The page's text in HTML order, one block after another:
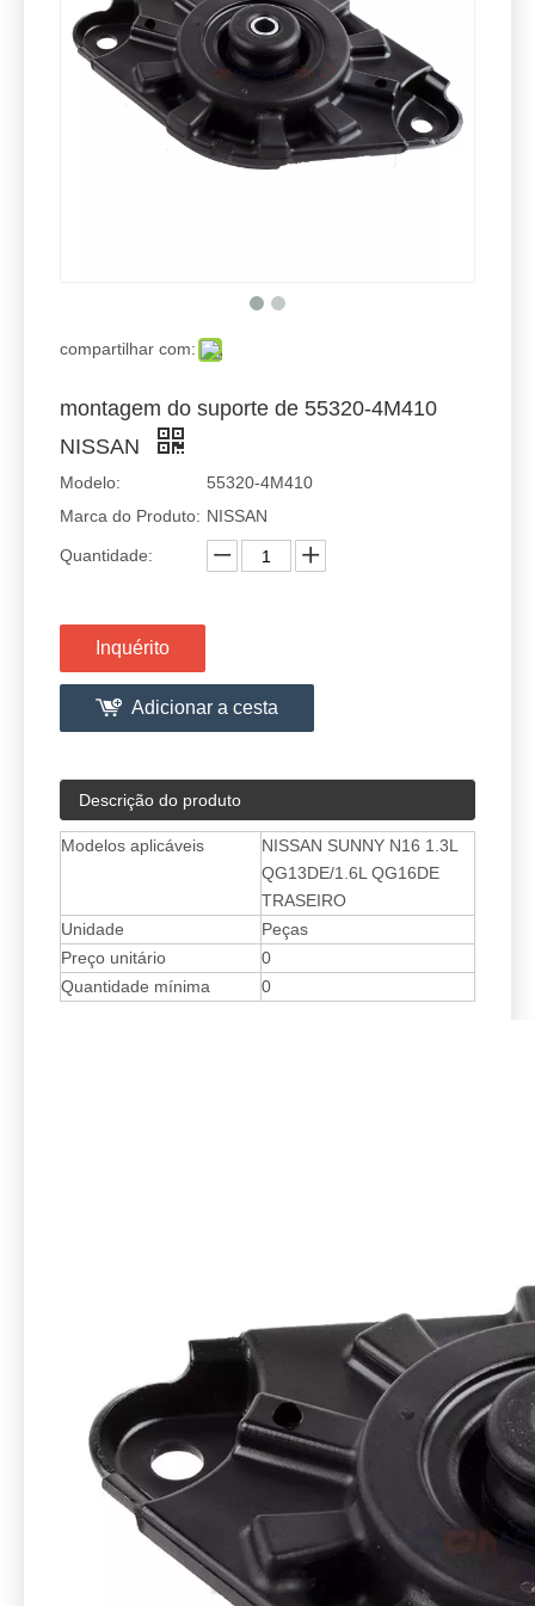
compartilhar com:
montagem do suporte de 55320-4M410
NISSAN
Modelo:
55320-4M410
Marca do Produto: NISSAN
Quantidade:
Inquérito
Adicionar a cesta
Descrição do produto
Modelos aplicáveis
NISSAN SUNNY N16 1.3L
QG13DE/1.6L QG16DE
TRASEIRO
Unidade
Peças
Preço unitário
0
Quantidade mínima
0